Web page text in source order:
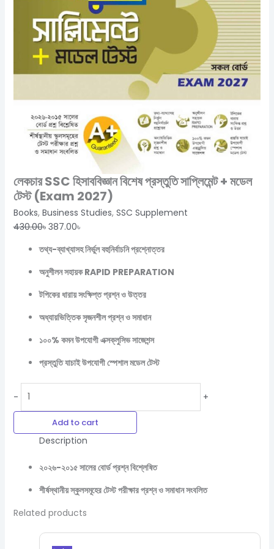
লেকচার SSC হিসাববিজ্ঞান বিশেষ প্রস্তুতি সাপ্লিমেন্ট + মডেল
টেস্ট (Exam 2027)
Books, Business Studies, SSC Supplement
430.00৳ 387.00৳
তথ্য-ব্যাখ্যাসহ নির্ভুল বহুনির্বাচনি প্রশ্নোত্তর
অনুশীলন সহায়ক RAPID PREPARATION
টপিকের ধারায় সংক্ষিপ্ত প্রশ্ন ও উত্তর
অধ্যায়ভিত্তিক সৃজনশীল প্রশ্ন ও সমাধান
১০০% কমন উপযোগী এক্সক্লুসিভ সাজেশন্স
প্রস্তুতি যাচাই উপযোগী স্পেশাল মডেল টেস্ট
- +
Add to cart
Description
২০২৬-২০১৫ সালের বোর্ড প্রশ্ন বিশ্লেষিত
শীর্ষস্থানীয় স্কুলসমূহের টেস্ট পরীক্ষার প্রশ্ন ও সমাধান সংবলিত
Related products